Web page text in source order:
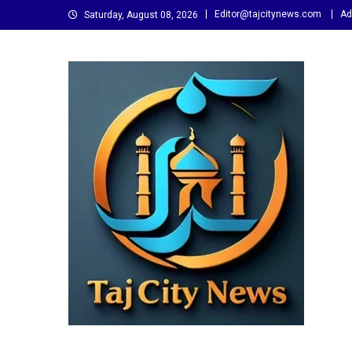
to
Saturday, August 08, 2026 Editor@tajcitynews.com